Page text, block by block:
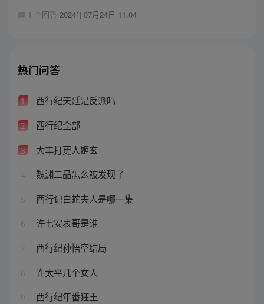
1 个回答 2024年07月24日 11:04
热门问答
1 西行纪天廷是反派吗
2 西行纪全部
3 大丰打更人姬玄
4 魏渊二品怎么被发现了
5 西行记白蛇夫人是哪一集
6 许七安表哥是谁
7 西行纪孙悟空结局
8 许太平几个女人
9 西行纪年番狂王